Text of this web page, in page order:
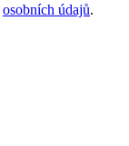
osobních údajů.